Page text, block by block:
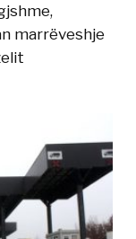
marrëveshje